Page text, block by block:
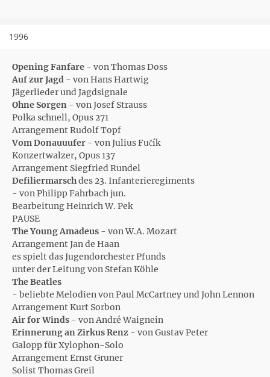
1996
Opening Fanfare - von Thomas Doss
Auf zur Jagd - von Hans Hartwig
Jägerlieder und Jagdsignale
Ohne Sorgen - von Josef Strauss
Polka schnell, Opus 271
Arrangement Rudolf Topf
Vom Donauuufer - von Julius Fučík
Konzertwalzer, Opus 137
Arrangement Siegfried Rundel
Defiliermarschdes 23. Infanterieregiments
- von Philipp Fahrbach jun.
Bearbeitung Heinrich W. Pek
PAUSE
The Young Amadeus - von W.A. Mozart
Arrangement Jan de Haan
es spielt das Jugendorchester Pfunds
unter der Leitung von Stefan Köhle
The Beatles
- beliebte Melodien von Paul McCartney und John Lennon
Arrangement Kurt Sorbon
Air for Winds - von André Waignein
Erinnerung an Zirkus Renz - von Gustav Peter
Galopp für Xylophon-Solo
Arrangement Ernst Gruner
Solist Thomas Greil